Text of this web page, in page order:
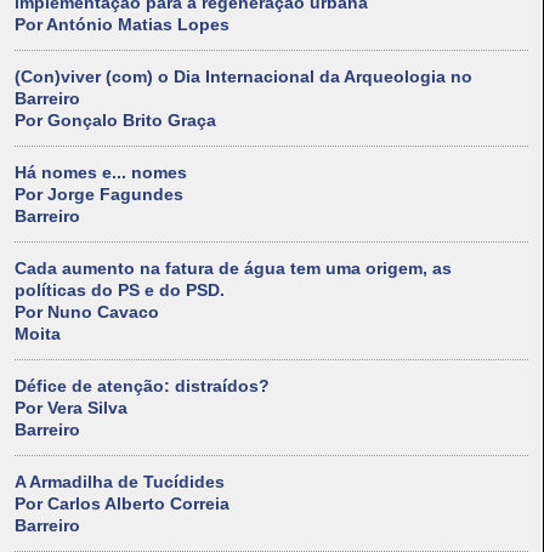
Por António Matias Lopes
(Con)viver (com) o Dia Internacional da Arqueologia no
Barreiro
Por Gonçalo Brito Graça
Há nomes e... nomes
Por Jorge Fagundes
Barreiro
Cada aumento na fatura de água tem uma origem, as
políticas do PS e do PSD.
Por Nuno Cavaco
Moita
Défice de atenção: distraídos?
Por Vera Silva
Barreiro
A Armadilha de Tucídides
Por Carlos Alberto Correia
Barreiro